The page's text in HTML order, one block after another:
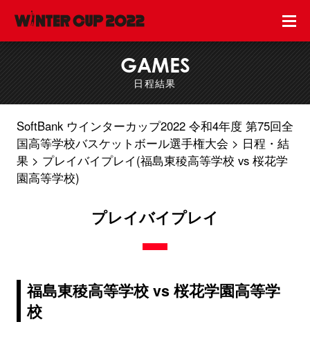
GAMES
日程結果
SoftBank ウインターカップ2022 令和4年度 第75回全
国高等学校バスケットボール選手権大会
日程・結
果
プレイバイプレイ(福島東稜高等学校 vs 桜花学
園高等学校)
プレイバイプレイ
福島東稜高等学校 vs 桜花学園高等学
校